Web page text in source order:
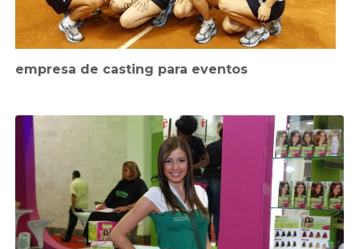
empresa de casting para eventos